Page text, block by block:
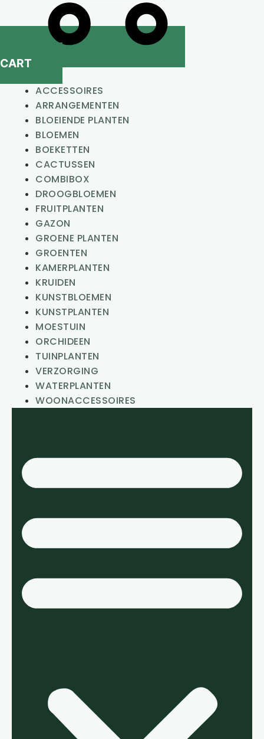
CART
ACCESSOIRES
ARRANGEMENTEN
BLOEIENDE PLANTEN
BLOEMEN
BOEKETTEN
CACTUSSEN
COMBIBOX
DROOGBLOEMEN
FRUITPLANTEN
GAZON
GROENE PLANTEN
GROENTEN
KAMERPLANTEN
KRUIDEN
KUNSTBLOEMEN
KUNSTPLANTEN
MOESTUIN
ORCHIDEEN
TUINPLANTEN
VERZORGING
WATERPLANTEN
WOONACCESSOIRES